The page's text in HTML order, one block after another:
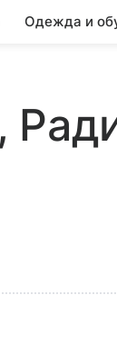
Одежда и